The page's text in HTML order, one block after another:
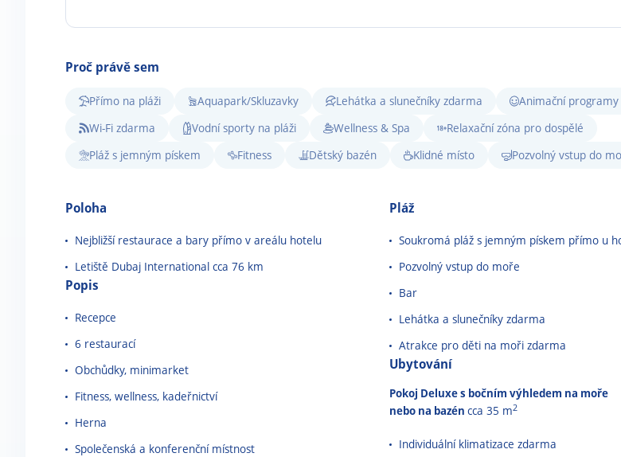
Proč právě sem
Přímo na pláži Aquapark/Skluzavky Lehátka a slunečníky zdarma
Animační programy
Wi-Fi zdarma
Vodní sporty na pláži Wellness & Spa
Relaxační zóna pro dospělé
Pláž s jemným pískem
Fitness Dětský bazén Klidné místo Pozvolný vstup do
Poloha
Nejbližší restaurace a bary přímo v areálu hotelu
Letiště Dubaj International cca 76 km
Popis
Recepce
6 restaurací
Obchůdky, minimarket
Fitness, wellness, kadeřnictví
Herna
Společenská a konferenční místnost
Pláž
Soukromá pláž s jemným pískem přímo u
Pozvolný vstup do moře
Bar
Lehátka a slunečníky zdarma
Atrakce pro děti na moři zdarma
Ubytování
Pokoj Deluxe s bočním výhledem na moře
nebo na bazén cca 35 m2
Individuální klimatizace zdarma